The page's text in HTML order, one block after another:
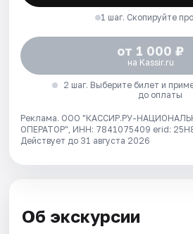
1 шаг. Скопируйте
от 1 000 ₽
на Kassir.ru
2 шаг. Выберите билет и
до оплаты
Реклама. ООО "КАССИР.РУ-
ОПЕРАТОР", ИНН: 7841075409 erid:
Действует до 31 августа 2026
Об экскурсии